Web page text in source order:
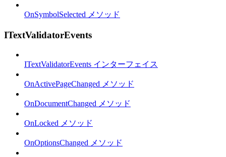
OnSymbolSelected メソッド
ITextValidatorEvents
ITextValidatorEvents インターフェイス
OnActivePageChanged メソッド
OnDocumentChanged メソッド
OnLocked メソッド
OnOptionsChanged メソッド